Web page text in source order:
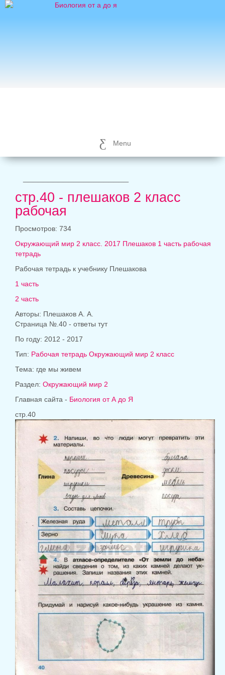
Menu
стр.40 - плешаков 2 класс
рабочая
Просмотров: 734
Окружающий мир 2 класс. 2017 Плешаков 1 часть рабочая
тетрадь
Рабочая тетрадь к учебнику Плешакова
1 часть
2 часть
Авторы: Плешаков А. А.
Страница №.40 - ответы тут
По году: 2012 - 2017
Тип: Рабочая тетрадь Окружающий мир 2 класс
Тема: где мы живем
Раздел: Окружающий мир 2
Главная сайта - Биология от А до Я
стр.40